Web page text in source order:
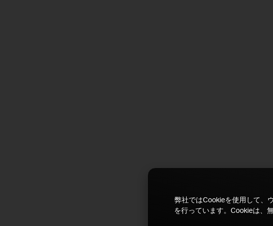
弊社ではCookieを使用して、
を行っています。Cookieは、